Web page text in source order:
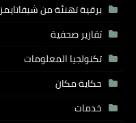
برقية تهنئة من شيفاتايمز
تقارير صحفية
تكنولجيا المعلومات
حكاية مكان
خدمات